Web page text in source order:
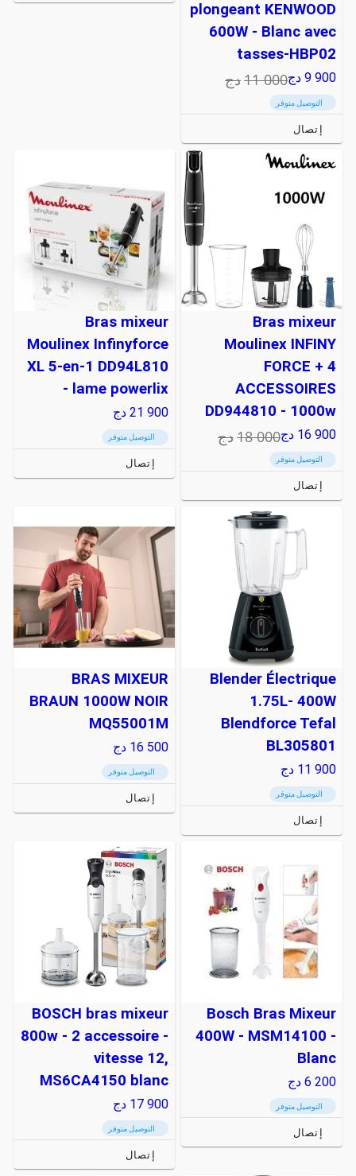
plongeant KENWOOD
600W - Blanc avec
tasses-HBP02
9 900 دج11 000دج
التوصيل متوفر
إتصال
Bras mixeur
Moulinex INFINY
FORCE + 4
ACCESSOIRES
DD944810 - 1000w
16 900 دج18 000دج
التوصيل متوفر
إتصال
Bras mixeur
Moulinex Infinyforce
XL 5-en-1 DD94L810
- lame powerlix
21 900 دج
التوصيل متوفر
إتصال
Blender Électrique
1.75L- 400W
Blendforce Tefal
BL305801
11 900 دج
التوصيل متوفر
إتصال
BRAS MIXEUR
BRAUN 1000W NOIR
MQ55001M
16 500 دج
التوصيل متوفر
إتصال
Bosch Bras Mixeur
400W - MSM14100 -
Blanc
6 200 دج
التوصيل متوفر
إتصال
BOSCH bras mixeur
800w - 2 accessoire -
vitesse 12,
MS6CA4150 blanc
17 900 دج
التوصيل متوفر
إتصال